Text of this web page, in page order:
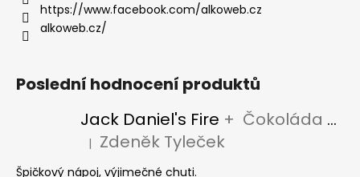
https://www.facebook.com/alkoweb.cz
alkoweb.cz/
Poslední hodnocení produktů
Jack Daniel's Fire + Čokoláda Jack Daniel's
Hodnocení produktu je 5 z 5 hvězdiček.
| Zdeněk Tyleček
Špičkový nápoj, výjimečné chuti.